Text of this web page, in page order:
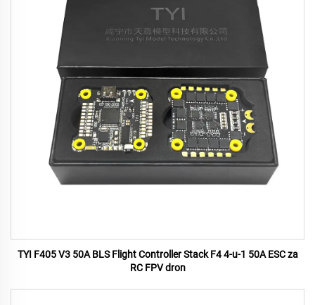
TYI F405 V3 50A BLS Flight Controller Stack F4 4-u-1 50A ESC za
RC FPV dron